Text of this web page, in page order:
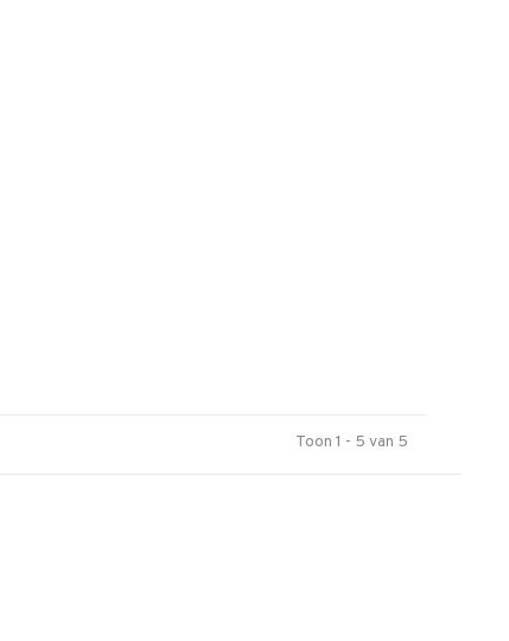
Toon 1 - 5 van 5